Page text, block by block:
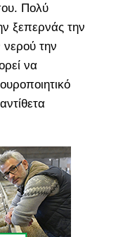
Πολύ
ξεπερνάς την
την
να